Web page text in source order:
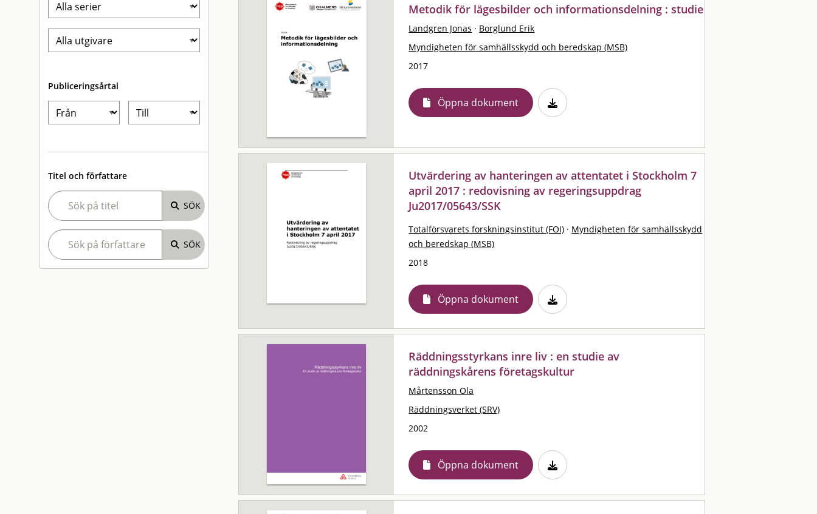
Publiceringsårtal
Titel och författare
Metodik för lägesbilder och informationsdelning : studie
Landgren Jonas · Borglund Erik
Myndigheten för samhällsskydd och beredskap (MSB)
2017
Öppna dokument
Utvärdering av hanteringen av attentatet i Stockholm 7
april 2017 : redovisning av regeringsuppdrag
Ju2017/05643/SSK
Totalförsvarets forskningsinstitut (FOI) · Myndigheten för samhällsskydd
och beredskap (MSB)
2018
Öppna dokument
Räddningsstyrkans inre liv : en studie av
räddningskårens företagskultur
Mårtensson Ola
Räddningsverket (SRV)
2002
Öppna dokument